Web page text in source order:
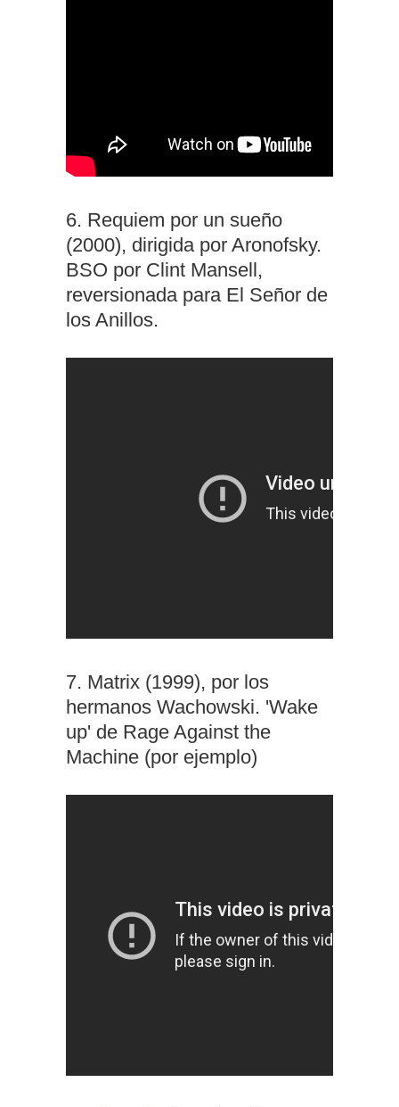
6. Requiem por un sueño
(2000), dirigida por Aronofsky.
BSO por Clint Mansell,
reversionada para El Señor de
los Anillos.
7. Matrix (1999), por los
hermanos Wachowski. 'Wake
up' de Rage Against the
Machine (por ejemplo)